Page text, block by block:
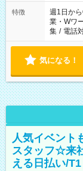
特徴 週1日か
業・Wワ
集 / 電話
気になる！
人気イベント
スタッフ☆来
える日払い/T1